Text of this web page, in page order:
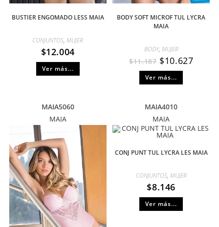
BUSTIER ENGOMADO LESS MAIA
CONJUNTOS,MUJER
$12.004
Ver más...
BODY SOFT MICROF TUL LYCRA
MAIA
BODY, MUJER
$11.187 $10.627
Ver más...
MAIA5060
MAIA
MAIA4010
MAIA
CONJ PUNT TUL LYCRA LES MAIA
CONJUNTOS, MUJER
$8.146
Ver más...